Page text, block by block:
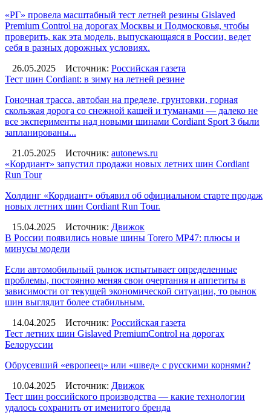
«РГ» провела масштабный тест летней резины Gislaved
Premium Control на дорогах Москвы и Подмосковья, чтобы
проверить, как эта модель, выпускающаяся в России, ведет
себя в разных дорожных условиях.
26.05.2025
Источник: Российская газета
Тест шин Cordiant: в зиму на летней резине
Гоночная трасса, автобан на пределе, грунтовки, горная
скользкая дорога со снежной кашей и туманами — далеко не
все эксперименты над новыми шинами Cordiant Sport 3 были
запланированы...
21.05.2025
Источник: autonews.ru
«Кордиант» запустил продажи новых летних шин Cordiant
Run Tour
Холдинг «Кордиант» объявил об официальном старте продаж
новых летних шин Cordiant Run Tour.
15.04.2025
Источник: Движок
В России появились новые шины Torero MP47: плюсы и
минусы модели
Если автомобильный рынок испытывает определенные
проблемы, постоянно меняя свои очертания и аппетиты в
зависимости от текущей экономической ситуации, то рынок
шин выглядит более стабильным.
14.04.2025
Источник: Российская газета
Тест летних шин Gislaved PremiumControl на дорогах
Белоруссии
Обрусевший «европеец» или «швед» с русскими корнями?
10.04.2025
Источник: Движок
Тест шин российского производства — какие технологии
удалось сохранить от именитого бренда